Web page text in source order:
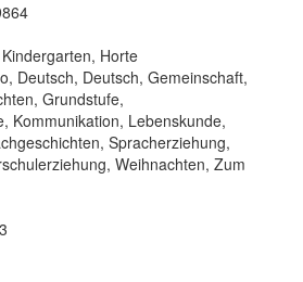
Horte
Deutsch, Deutsch, Gemeinschaft,
Grundstufe,
Kommunikation, Lebenskunde,
Spracherziehung,
Weihnachten, Zum